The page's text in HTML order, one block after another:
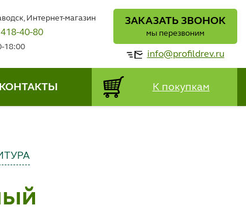
Интернет-магазин
40-80
18:00
ЗАКАЗАТЬ ЗВОНОК
мы перезвоним
info@profildrev.ru
КОНТАКТЫ К покупкам